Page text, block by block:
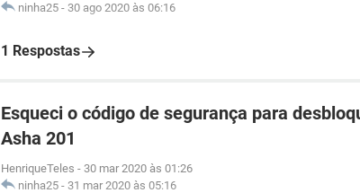
ninha25 - 30 ago 2020 às 06:16
1 Respostas
Esqueci o código de segurança para
Asha 201
HenriqueTeles - 30 mar 2020 às 01:26
ninha25 - 31 mar 2020 às 05:16